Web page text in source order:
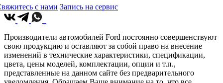
с нами Запись на сервис
Производители автомобилей Ford постоянно совершенствуют
свою продукцию и оставляют за собой право на внесение
изменений в технические характеристики, спецификации,
цвета, цены моделей, комплектации, опции и т.п.,
представленные на данном сайте без предварительного